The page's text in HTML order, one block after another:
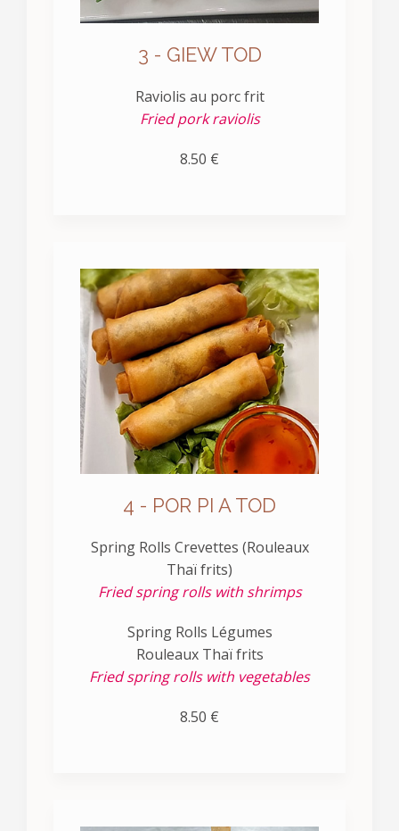
3 - GIEW TOD
Raviolis au porc frit
Fried pork raviolis
8.50 €
4 - POR PI A TOD
Spring Rolls Crevettes (Rouleaux
Thaï frits)
Fried spring rolls with shrimps
Spring Rolls Légumes
Rouleaux Thaï frits
Fried spring rolls with vegetables
8.50 €